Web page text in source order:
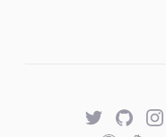
TwitterGitHub